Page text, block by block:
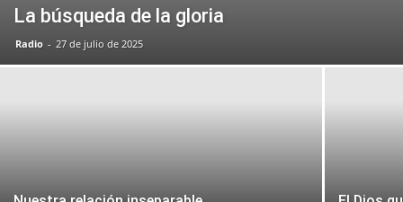
La búsqueda de la gloria
Radio - 27 de julio de 2025